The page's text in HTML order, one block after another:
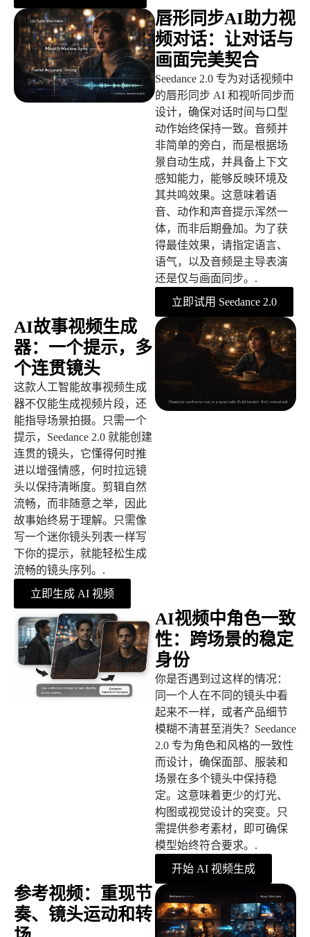
唇形同步AI助力视
频对话：让对话与
画面完美契合
Seedance 2.0 专为对话视频中
的唇形同步 AI 和视听同步而
设计，确保对话时间与口型
动作始终保持一致。音频并
非简单的旁白，而是根据场
景自动生成，并具备上下文
感知能力，能够反映环境及
其共鸣效果。这意味着语
音、动作和声音提示浑然一
体，而非后期叠加。为了获
得最佳效果，请指定语言、
语气，以及音频是主导表演
还是仅与画面同步。.
立即试用 Seedance 2.0
AI故事视频生成
器：一个提示，多
个连贯镜头
这款人工智能故事视频生成
器不仅能生成视频片段，还
能指导场景拍摄。只需一个
提示，Seedance 2.0 就能创建
连贯的镜头，它懂得何时推
进以增强情感，何时拉远镜
头以保持清晰度。剪辑自然
流畅，而非随意之举，因此
故事始终易于理解。只需像
写一个迷你镜头列表一样写
下你的提示，就能轻松生成
流畅的镜头序列。.
立即生成 AI 视频
AI视频中角色一致
性：跨场景的稳定
身份
你是否遇到过这样的情况：
同一个人在不同的镜头中看
起来不一样，或者产品细节
模糊不清甚至消失？Seedance
2.0 专为角色和风格的一致性
而设计，确保面部、服装和
场景在多个镜头中保持稳
定。这意味着更少的灯光、
构图或视觉设计的突变。只
需提供参考素材，即可确保
模型始终符合要求。.
开始 AI 视频生成
参考视频：重现节
奏、镜头运动和转